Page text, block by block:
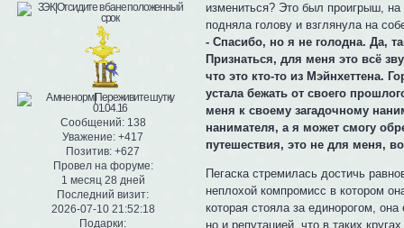
Сообщений:138
Уважение: +417
Позитив: +627
Провел на форуме:
1 месяц 28 дней
Последний визит:
2026-07-10 21:52:18
Подарки:
измениться? Это был проигрыш,
подняла голову и взглянула на
- Спасибо, но я не голодна. Да,
Признаться, для меня это всё
что это кто-то из Мэйнхеттена.
устала бежать от своего
меня к своему загадочному
нанимателя, а я может смогу
путешествия, это не для меня,
Пегаска стремилась достичь
неплохой компромисс в котором
которая стояла за единорогом,
но и репутацией, что в таких